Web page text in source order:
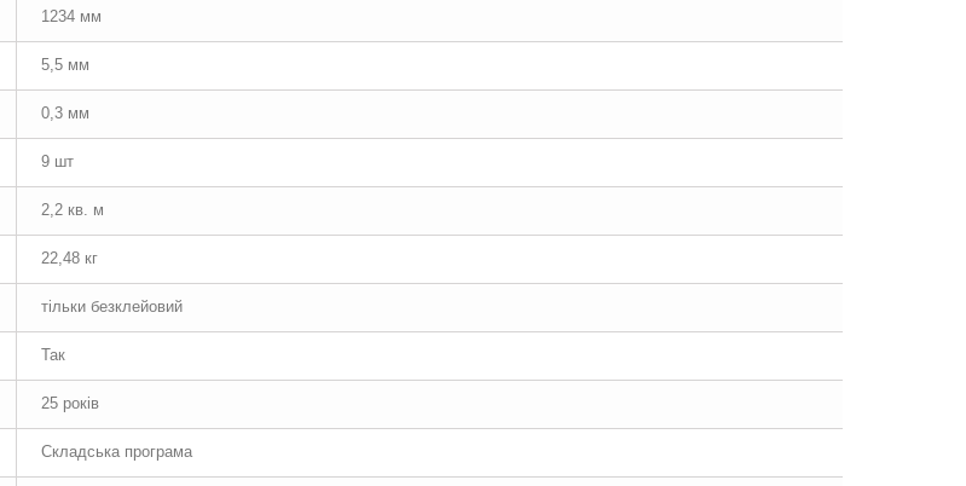
1234 мм
5,5 мм
0,3 мм
9 шт
2,2 кв. м
22,48 кг
тільки безклейовий
Так
25 років
Складська програма